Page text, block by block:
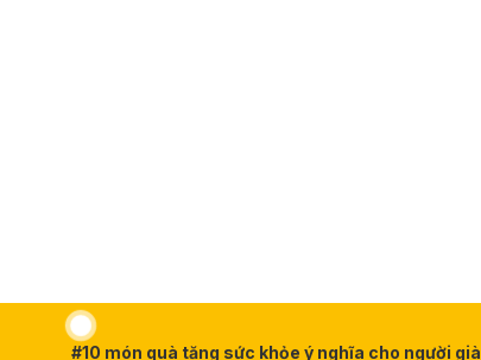
#10 món quà tặng sức khỏe ý nghĩa cho người già